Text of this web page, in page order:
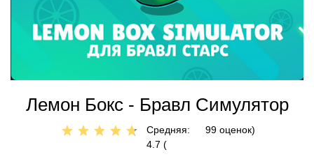
Лемон Бокс - Бравл Симулятор
Средняя:
4.7 (
99 оценок)